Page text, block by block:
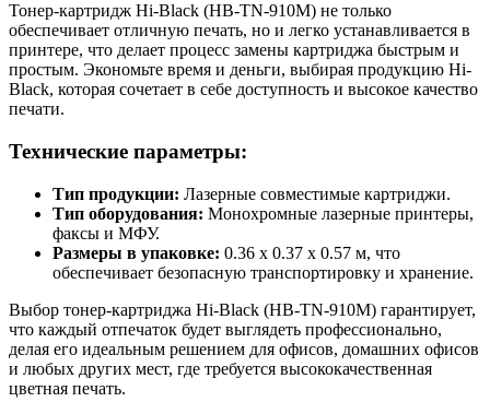
Тонер-картридж Hi-Black (HB-TN-910M) не только
обеспечивает отличную печать, но и легко устанавливается в
принтере, что делает процесс замены картриджа быстрым и
простым. Экономьте время и деньги, выбирая продукцию Hi-
Black, которая сочетает в себе доступность и высокое качество
печати.
Технические параметры:
Тип продукции: Лазерные совместимые картриджи.
Тип оборудования: Монохромные лазерные принтеры,
факсы и МФУ.
Размеры в упаковке: 0.36 x 0.37 x 0.57 м, что
обеспечивает безопасную транспортировку и хранение.
Выбор тонер-картриджа Hi-Black (HB-TN-910M) гарантирует,
что каждый отпечаток будет выглядеть профессионально,
делая его идеальным решением для офисов, домашних офисов
и любых других мест, где требуется высококачественная
цветная печать.